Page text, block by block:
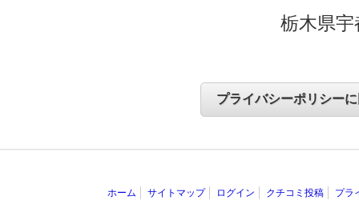
栃木県
ホーム サイトマップ ログイン クチコミ投稿 プラ